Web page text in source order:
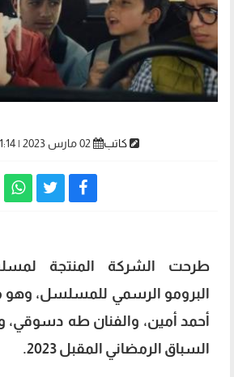
كاتب
طرحت الشركة المنتجة
البرومو الرسمي للمسلسل، وهو
أحمد أمين، والفنان طه دسوقي،
السباق الرمضاني المقبل 2023.